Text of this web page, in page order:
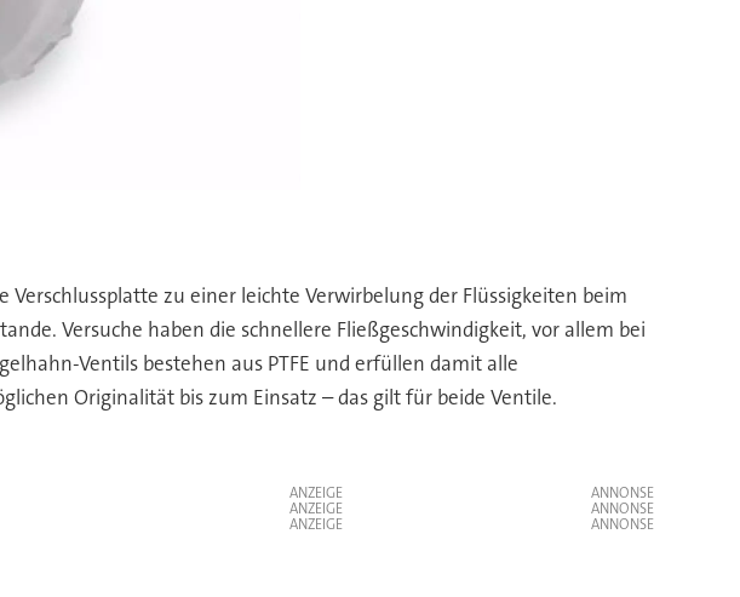
zu einer leichte Verwirbelung der Flüssigkeiten beim
Versuche haben die schnellere Fließgeschwindigkeit, vor allem bei
Ventils bestehen aus PTFE und erfüllen damit alle
Originalität bis zum Einsatz – das gilt für beide Ventile.
ANZEIGE
ANZEIGE
ANZEIGE